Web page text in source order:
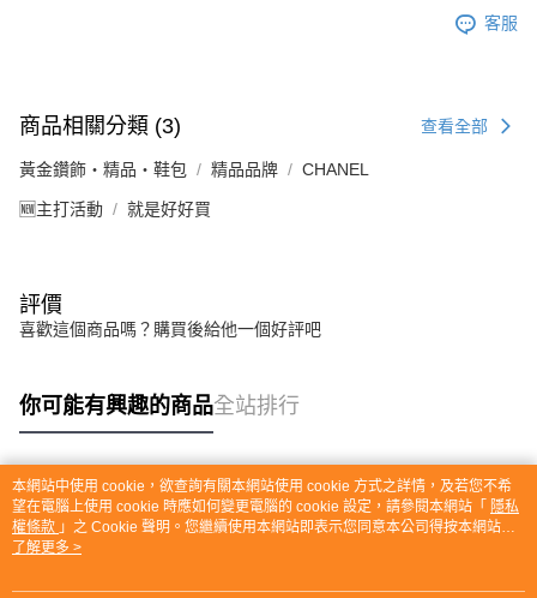
客服
商品相關分類 (3) 查看全部
黃金鑽飾・精品・鞋包 精品品牌 CHANEL
🆕主打活動 就是好好買
評價
喜歡這個商品嗎？購買後給他一個好評吧
你可能有興趣的商品全站排行
熱門標籤
本網站中使用 cookie，欲查詢有關本網站使用 cookie 方式之詳情，及若您不希
望在電腦上使用 cookie 時應如何變更電腦的 cookie 設定，請參閱本網站「 隱私
權條款 」之 Cookie 聲明。您繼續使用本網站即表示您同意本公司得按本網站使
用條款之 Cookie 聲明使用 cookie。
了解更多 >